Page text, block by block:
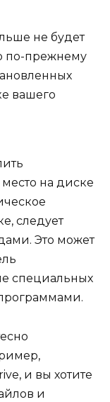
не будет
по-прежнему
вашего
на диске
следует
Это может
специальных
и вы хотите
и